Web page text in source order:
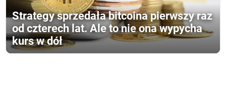
Strategy sprzedała bitcoina pierwszy raz
od czterech lat. Ale to nie ona wypycha
kurs w dół